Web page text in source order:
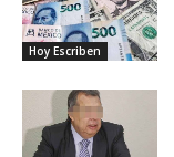
Hoy Escriben